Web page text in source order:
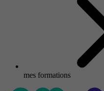
mes formations